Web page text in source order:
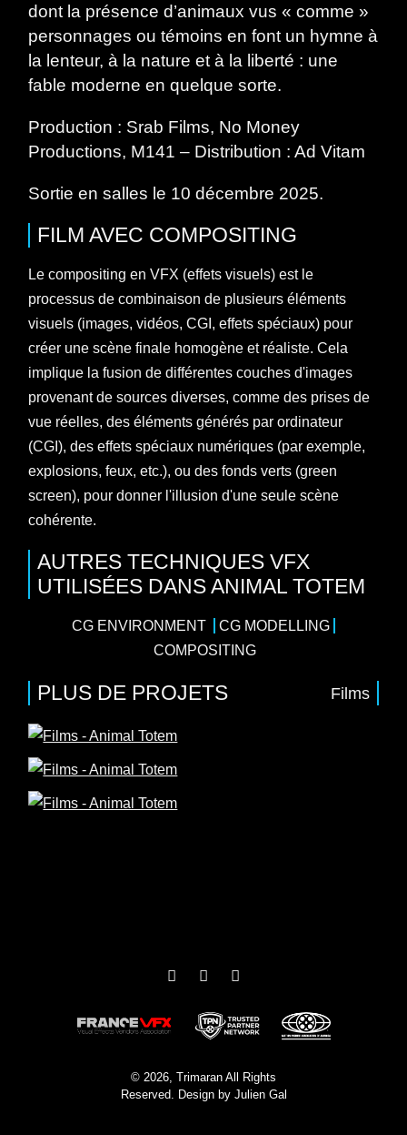
dont la présence d’animaux vus « comme »
personnages ou témoins en font un hymne à
la lenteur, à la nature et à la liberté : une
fable moderne en quelque sorte.
Production : Srab Films, No Money
Productions, M141 – Distribution : Ad Vitam
Sortie en salles le 10 décembre 2025.
FILM AVEC COMPOSITING
Le compositing en VFX (effets visuels) est le
processus de combinaison de plusieurs éléments
visuels (images, vidéos, CGI, effets spéciaux) pour
créer une scène finale homogène et réaliste. Cela
implique la fusion de différentes couches d'images
provenant de sources diverses, comme des prises de
vue réelles, des éléments générés par ordinateur
(CGI), des effets spéciaux numériques (par exemple,
explosions, feux, etc.), ou des fonds verts (green
screen), pour donner l'illusion d'une seule scène
cohérente.
AUTRES TECHNIQUES VFX
UTILISÉES DANS ANIMAL TOTEM
CG ENVIRONMENT
CG MODELLING
COMPOSITING
PLUS DE PROJETS Films
Guerre/Histoire
Films
: Antonin Baudry
Drame/Horreur
: Sébastien Vaniček
/Histoire
© 2026, Trimaran All Rights
Reserved. Design byJulien Gal